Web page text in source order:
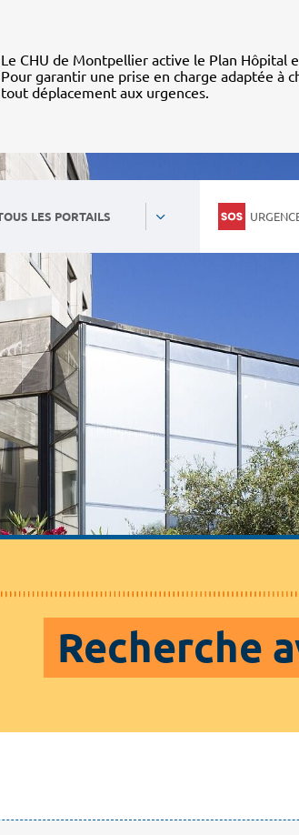
Le CHU de Montpellier active le Plan Hôpital
Pour garantir une prise en charge adaptée à
tout déplacement aux urgences.
LES PORTAILS
Recherche